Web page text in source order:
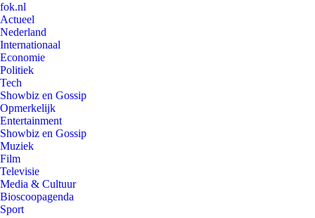
fok.nl
Actueel
Nederland
Internationaal
Economie
Politiek
Tech
Showbiz en Gossip
Opmerkelijk
Entertainment
Showbiz en Gossip
Muziek
Film
Televisie
Media & Cultuur
Bioscoopagenda
Sport